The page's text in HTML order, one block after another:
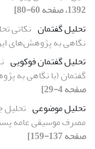
1392، صفحه 60-80]
تحلیل گفتمان نکاتی
نگاهی به پژوهش‌های
تحلیل گفتمان فوکویی
گفتمان (با نگاهی به
صفحه 4-29]
تحلیل موضوعی
مصرف موسیقی عامه
صفحه 137-159]